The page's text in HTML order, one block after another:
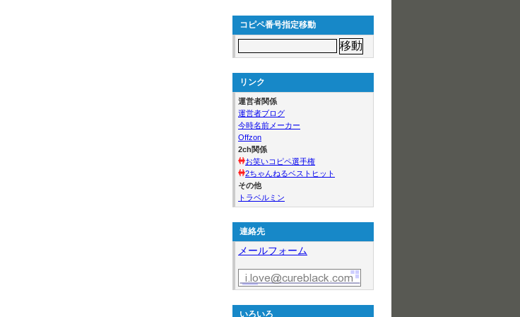
コピペ番号指定移動
リンク
運営者関係
運営者ブログ
今時名前メーカー
Offzon
2ch関係
お笑いコピペ選手権
2ちゃんねるベストヒット
その他
トラベルミン
連絡先
メールフォーム
いろいろ